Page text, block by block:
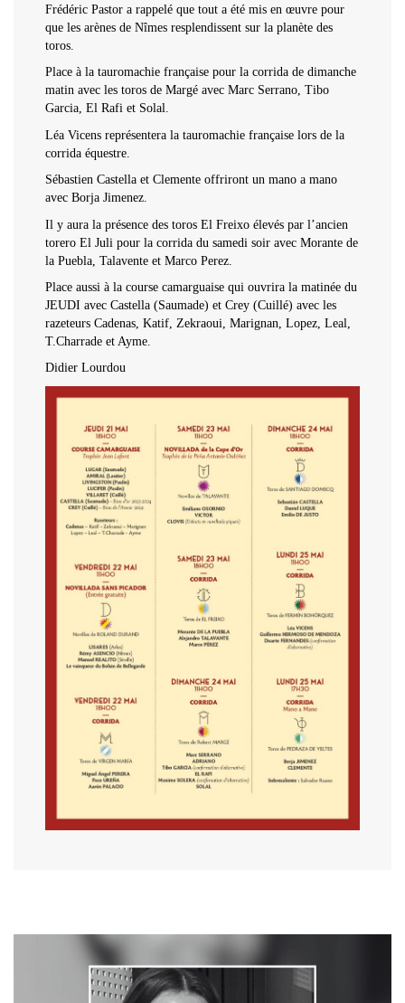
Frédéric Pastor a rappelé que tout a été mis en œuvre pour
que les arènes de Nîmes resplendissent sur la planète des
toros.
Place à la tauromachie française pour la corrida de dimanche
matin avec les toros de Margé avec Marc Serrano, Tibo
Garcia, El Rafi et Solal.
Léa Vicens représentera la tauromachie française lors de la
corrida équestre.
Sébastien Castella et Clemente offriront un mano a mano
avec Borja Jimenez.
Il y aura la présence des toros El Freixo élevés par l’ancien
torero El Juli pour la corrida du samedi soir avec Morante de
la Puebla, Talavente et Marco Perez.
Place aussi à la course camarguaise qui ouvrira la matinée du
JEUDI avec Castella (Saumade) et Crey (Cuillé) avec les
razeteurs Cadenas, Katif, Zekraoui, Marignan, Lopez, Leal,
T.Charrade et Ayme.
Didier Lourdou